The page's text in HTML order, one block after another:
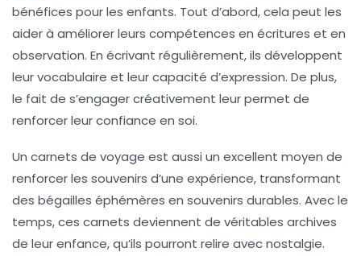
bénéfices pour les enfants. Tout d’abord, cela peut les
aider à améliorer leurs compétences en écritures et en
observation. En écrivant régulièrement, ils développent
leur vocabulaire et leur capacité d’expression. De plus,
le fait de s’engager créativement leur permet de
renforcer leur confiance en soi.
Un carnets de voyage est aussi un excellent moyen de
renforcer les souvenirs d’une expérience, transformant
des bégailles éphémères en souvenirs durables. Avec le
temps, ces carnets deviennent de véritables archives
de leur enfance, qu’ils pourront relire avec nostalgie.